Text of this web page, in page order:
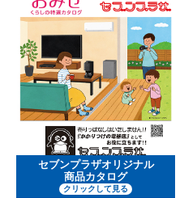
セブンプラザオリジナル
商品カタログ
クリックして見る